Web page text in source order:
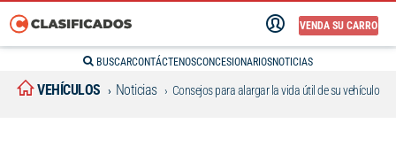
VENDA SU CARRO
BUSCARCONTÁCTENOSCONCESIONARIOSNOTICIAS
VEHÍCULOS Noticias Consejos para alargar la vida útil de su vehículo